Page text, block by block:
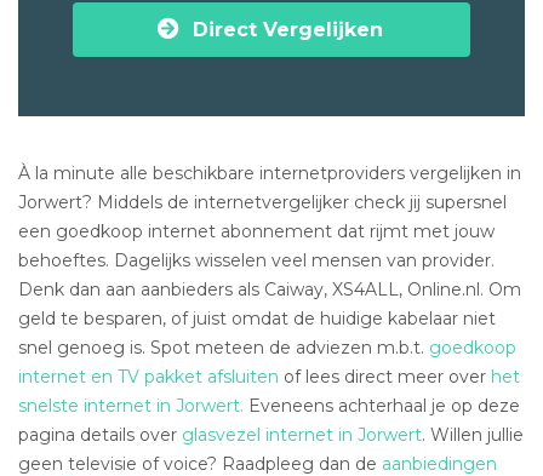
Direct Vergelijken
À la minute alle beschikbare internetproviders vergelijken in
Jorwert? Middels de internetvergelijker check jij supersnel
een goedkoop internet abonnement dat rijmt met jouw
behoeftes. Dagelijks wisselen veel mensen van provider.
Denk dan aan aanbieders als Caiway, XS4ALL, Online.nl. Om
geld te besparen, of juist omdat de huidige kabelaar niet
snel genoeg is. Spot meteen de adviezen m.b.t. goedkoop
internet en TV pakket afsluiten of lees direct meer over het
snelste internet in Jorwert. Eveneens achterhaal je op deze
pagina details over glasvezel internet in Jorwert. Willen jullie
geen televisie of voice? Raadpleeg dan de aanbiedingen